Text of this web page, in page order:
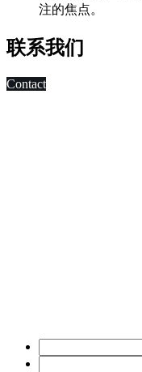
注的焦点。
联系我们
Contact